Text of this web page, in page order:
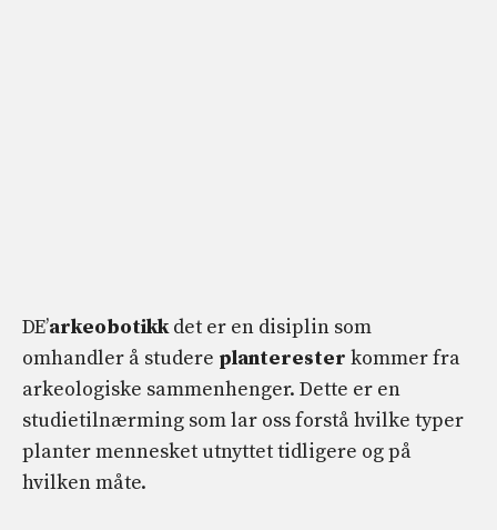
DE’arkeobotikkdet er en disiplin som
omhandler å studere planterester kommer fra
arkeologiske sammenhenger. Dette er en
studietilnærming som lar oss forstå hvilke typer
planter mennesket utnyttet tidligere og på
hvilken måte.